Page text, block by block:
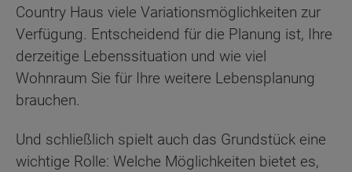
Country Haus viele Variationsmöglichkeiten zur
Verfügung. Entscheidend für die Planung ist, Ihre
derzeitige Lebenssituation und wie viel
Wohnraum Sie für Ihre weitere Lebensplanung
brauchen.
Und schließlich spielt auch das Grundstück eine
wichtige Rolle: Welche Möglichkeiten bietet es,